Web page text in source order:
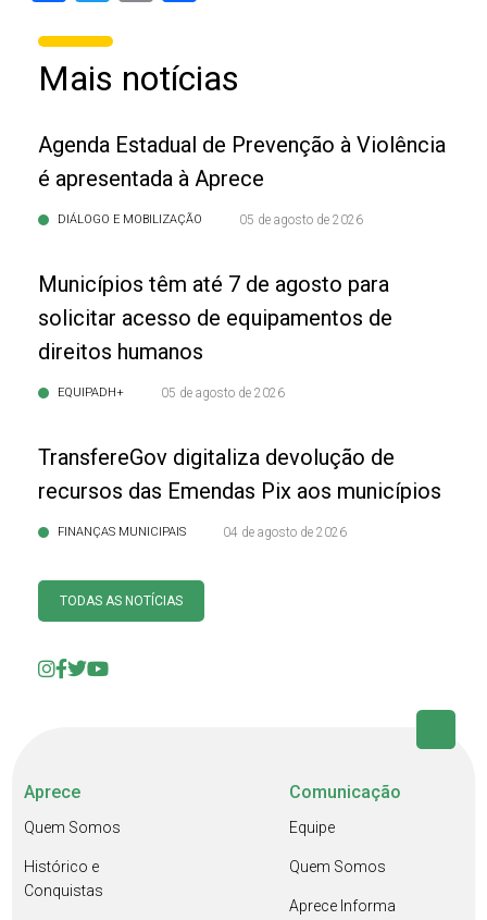
Mais notícias
Agenda Estadual de Prevenção à Violência
é apresentada à Aprece
DIÁLOGO E MOBILIZAÇÃO 05 de agosto de 2026
Municípios têm até 7 de agosto para
solicitar acesso de equipamentos de
direitos humanos
EQUIPADH+ 05 de agosto de 2026
TransfereGov digitaliza devolução de
recursos das Emendas Pix aos municípios
FINANÇAS MUNICIPAIS 04 de agosto de 2026
TODAS AS NOTÍCIAS
Aprece
Quem Somos
Histórico e
Conquistas
Comunicação
Equipe
Quem Somos
Aprece Informa